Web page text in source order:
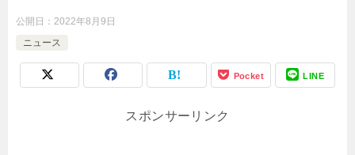
公開日： 2022年8月9日
ニュース
Pocket LINE
スポンサーリンク